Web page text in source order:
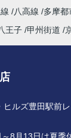
八高線 多摩都
王子 甲州街道
ルズ豊田駅前